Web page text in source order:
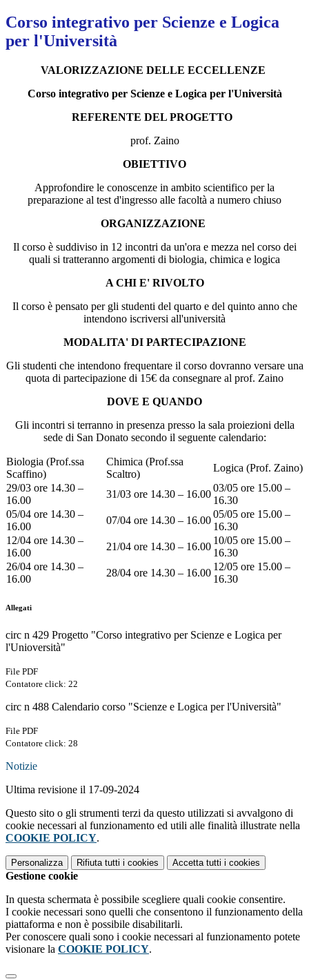
Corso integrativo per Scienze e Logica
per l'Università
VALORIZZAZIONE DELLE ECCELLENZE
Corso integrativo per Scienze e Logica per l'Università
REFERENTE DEL PROGETTO
prof. Zaino
OBIETTIVO
Approfondire le conoscenze in ambito scientifico per la
preparazione al test d'ingresso alle facoltà a numero chiuso
ORGANIZZAZIONE
Il corso è suddiviso in 12 incontri da un'ora e mezza nel corso dei
quali si tratteranno argomenti di biologia, chimica e logica
A CHI E' RIVOLTO
Il corso è pensato per gli studenti del quarto e del quinto anno che
intendono iscriversi all'università
MODALITA' DI PARTECIPAZIONE
Gli studenti che intendono frequentare il corso dovranno versare una
quota di partecipazione di 15€ da consegnare al prof. Zaino
DOVE E QUANDO
Gli incontri si terranno in presenza presso la sala proiezioni della
sede di San Donato secondo il seguente calendario:
Biologia (Prof.ssa
Scaffino)
Chimica (Prof.ssa
Scaltro)
Logica (Prof. Zaino)
29/03 ore 14.30 –
16.00
31/03 ore 14.30 – 16.00
03/05 ore 15.00 –
16.30
05/04 ore 14.30 –
16.00
07/04 ore 14.30 – 16.00
05/05 ore 15.00 –
16.30
12/04 ore 14.30 –
16.00
21/04 ore 14.30 – 16.00
10/05 ore 15.00 –
16.30
26/04 ore 14.30 –
16.00
28/04 ore 14.30 – 16.00
12/05 ore 15.00 –
16.30
Allegati
circ n 429 Progetto "Corso integrativo per Scienze e Logica per
l'Unioversità"
File PDF
Contatore click: 22
circ n 488 Calendario corso "Scienze e Logica per l'Università"
File PDF
Contatore click: 28
Notizie
Ultima revisione il 17-09-2024
Questo sito o gli strumenti terzi da questo utilizzati si avvalgono di
cookie necessari al funzionamento ed utili alle finalità illustrate nella
COOKIE POLICY.
Personalizza Rifiuta tutti i cookies Accetta tutti i cookies
Gestione cookie
In questa schermata è possibile scegliere quali cookie consentire.
I cookie necessari sono quelli che consentono il funzionamento della
piattaforma e non è possibile disabilitarli.
Per conoscere quali sono i cookie necessari al funzionamento potete
visionare la COOKIE POLICY.